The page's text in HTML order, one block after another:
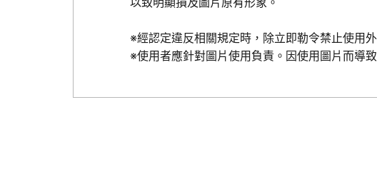
※經認定違反相關規定時，除立即勒令禁止使用
※使用者應針對圖片使用負責。因使用圖片而導